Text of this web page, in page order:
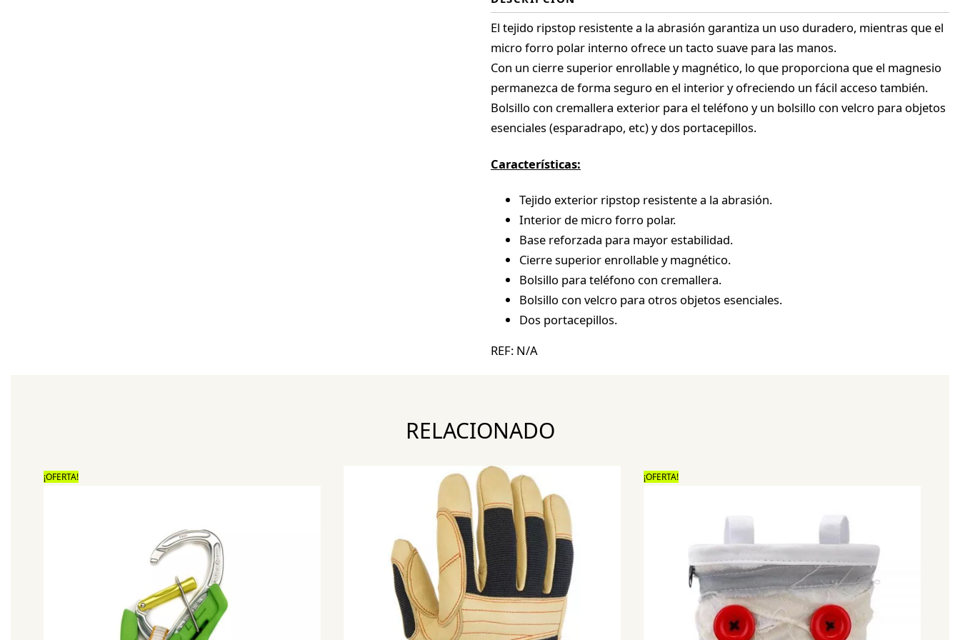
El tejido ripstop resistente a la abrasión garantiza un uso duradero, mientras que el
micro forro polar interno ofrece un tacto suave para las manos.
Con un cierre superior enrollable y magnético, lo que proporciona que el magnesio
permanezca de forma seguro en el interior y ofreciendo un fácil acceso también.
Bolsillo con cremallera exterior para el teléfono y un bolsillo con velcro para objetos
esenciales (esparadrapo, etc) y dos portacepillos.
Características:
Tejido exterior ripstop resistente a la abrasión.
Interior de micro forro polar.
Base reforzada para mayor estabilidad.
Cierre superior enrollable y magnético.
Bolsillo para teléfono con cremallera.
Bolsillo con velcro para otros objetos esenciales.
Dos portacepillos.
REF: N/A
RELACIONADO
¡OFERTA! ¡OFERTA!